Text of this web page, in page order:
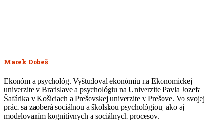
Marek Dobeš
Ekonóm a psychológ. Vyštudoval ekonómiu na Ekonomickej
univerzite v Bratislave a psychológiu na Univerzite Pavla Jozefa
Šafárika v Košiciach a Prešovskej univerzite v Prešove. Vo svojej
práci sa zaoberá sociálnou a školskou psychológiou, ako aj
modelovaním kognitívnych a sociálnych procesov.